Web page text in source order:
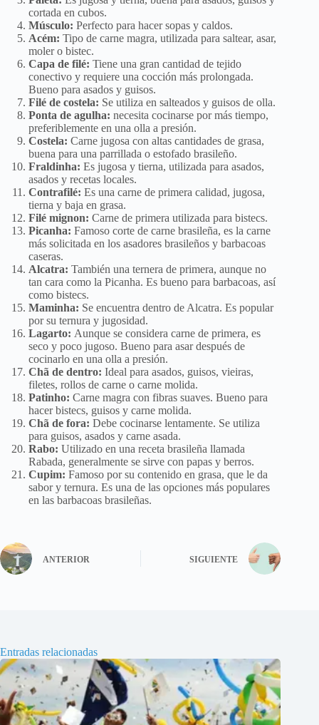
cortada en cubos.
Músculo: Perfecto para hacer sopas y caldos.
Acém: Tipo de carne magra, utilizada para saltear, asar,
moler o bistec.
Capa de filé: Tiene una gran cantidad de tejido
conectivo y requiere una cocción más prolongada.
Bueno para asados ​​y guisos.
Filé de costela: Se utiliza en salteados y guisos de olla.
Ponta de agulha: necesita cocinarse por más tiempo,
preferiblemente en una olla a presión.
Costela: Carne jugosa con altas cantidades de grasa,
buena para una parrillada o estofado brasileño.
Fraldinha: Es jugosa y tierna, utilizada para asados,
asados ​​y recetas locales.
Contrafilé: Es una carne de primera calidad, jugosa,
tierna y baja en grasa.
Filé mignon: Carne de primera utilizada para bistecs.
Picanha: Famoso corte de carne brasileña, es la carne
más solicitada en los asadores brasileños y barbacoas
caseras.
Alcatra: También una ternera de primera, aunque no
tan cara como la Picanha. Es bueno para barbacoas, así
como bistecs.
Maminha: Se encuentra dentro de Alcatra. Es popular
por su ternura y jugosidad.
Lagarto: Aunque se considera carne de primera, es
seco y poco jugoso. Bueno para asar después de
cocinarlo en una olla a presión.
Chã de dentro: Ideal para asados, guisos, vieiras,
filetes, rollos de carne o carne molida.
Patinho: Carne magra con fibras suaves. Bueno para
hacer bistecs, guisos y carne molida.
Chã de fora: Debe cocinarse lentamente. Se utiliza
para guisos, asados ​​y carne asada.
Rabo: Utilizado en una receta brasileña llamada
Rabada, generalmente se sirve con papas y berros.
Cupim: Famoso por su contenido en grasa, que le da
sabor y ternura. Es una de las opciones más populares
en las barbacoas brasileñas.
ANTERIOR SIGUIENTE
Entradas relacionadas